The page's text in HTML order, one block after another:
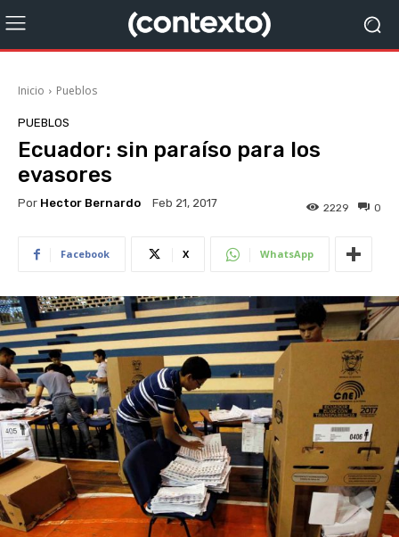
Inicio Pueblos
PUEBLOS
Ecuador: sin paraíso para los
evasores
Por Hector Bernardo Feb 21, 2017 0
2229
Facebook X WhatsApp